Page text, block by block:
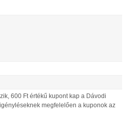
600 Ft értékű kupont kap a Dávodi
megfelelően a kuponok az